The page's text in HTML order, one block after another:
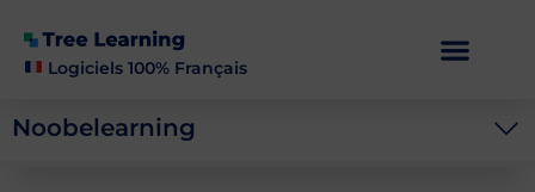
Logiciels 100% Français
Noobelearning